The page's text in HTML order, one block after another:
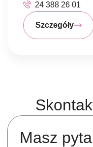
24 388 26 01
Szczegóły
Masz